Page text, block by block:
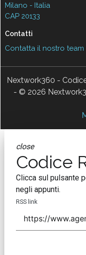
Milano - Italia
CAP 20133
Contatti
Contatta il nostro
Nextwork360 -
- © 2026
close
Codice
Clicca sul pulsante
negli appunti.
RSS link